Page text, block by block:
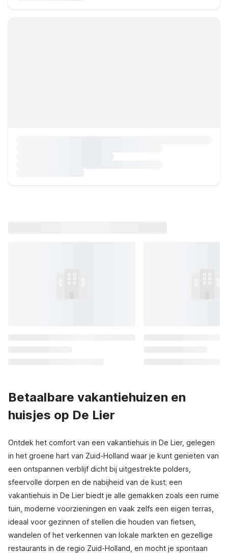
Betaalbare vakantiehuizen en
huisjes op De Lier
Ontdek het comfort van een vakantiehuis in De Lier, gelegen
in het groene hart van Zuid-Holland waar je kunt genieten van
een ontspannen verblijf dicht bij uitgestrekte polders,
sfeervolle dorpen en de nabijheid van de kust; een
vakantiehuis in De Lier biedt je alle gemakken zoals een ruime
tuin, moderne voorzieningen en vaak zelfs een eigen terras,
ideaal voor gezinnen of stellen die houden van fietsen,
wandelen of het verkennen van lokale markten en gezellige
restaurants in de regio Zuid-Holland, en mocht je spontaan